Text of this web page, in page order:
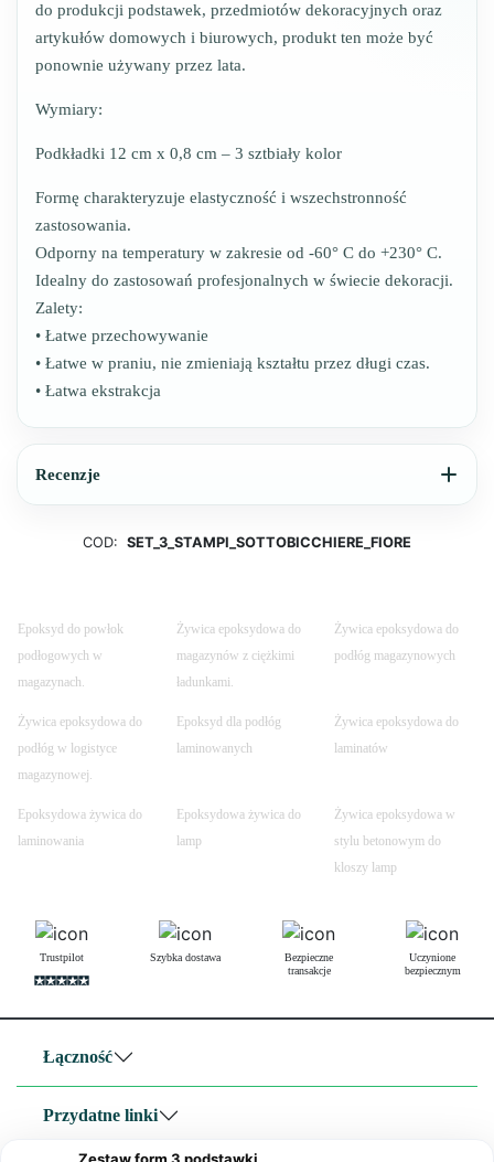
do ​​produkcji podstawek, przedmiotów dekoracyjnych oraz
artykułów domowych i biurowych, produkt ten może być
ponownie używany przez lata.
Wymiary:
Podkładki 12 cm x 0,8 cm – 3 sztbiały kolor
Formę charakteryzuje elastyczność i wszechstronność
zastosowania.
Odporny na temperatury w zakresie od -60° C do +230° C.
Idealny do zastosowań profesjonalnych w świecie dekoracji.
Zalety:
• Łatwe przechowywanie
• Łatwe w praniu, nie zmieniają kształtu przez długi czas.
• Łatwa ekstrakcja
Recenzje
COD: SET_3_STAMPI_SOTTOBICCHIERE_FIORE
Epoksyd do powłok
podłogowych w
magazynach.
Żywica epoksydowa do
magazynów z ciężkimi
ładunkami.
Żywica epoksydowa do
podłóg magazynowych
Żywica epoksydowa do
podłóg w logistyce
magazynowej.
Epoksyd dla podłóg
laminowanych
Żywica epoksydowa do
laminatów
Epoksydowa żywica do
laminowania
Epoksydowa żywica do
lamp
Żywica epoksydowa w
stylu betonowym do
kloszy lamp
Trustpilot Szybka dostawa
Bezpieczne
transakcje
Uczynione
bezpiecznym
Łączność
Przydatne linki